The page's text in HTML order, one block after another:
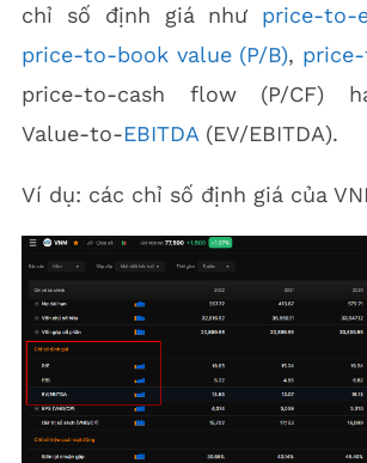
chỉ số định giá như price-to-
price-to-book value (P/B),
price-to-cash flow (P/CF)
Value-to-EBITDA (EV/EBITDA).
Ví dụ: các chỉ số định giá của